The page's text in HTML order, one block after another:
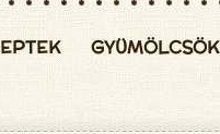
GYÜMÖLCSÖK